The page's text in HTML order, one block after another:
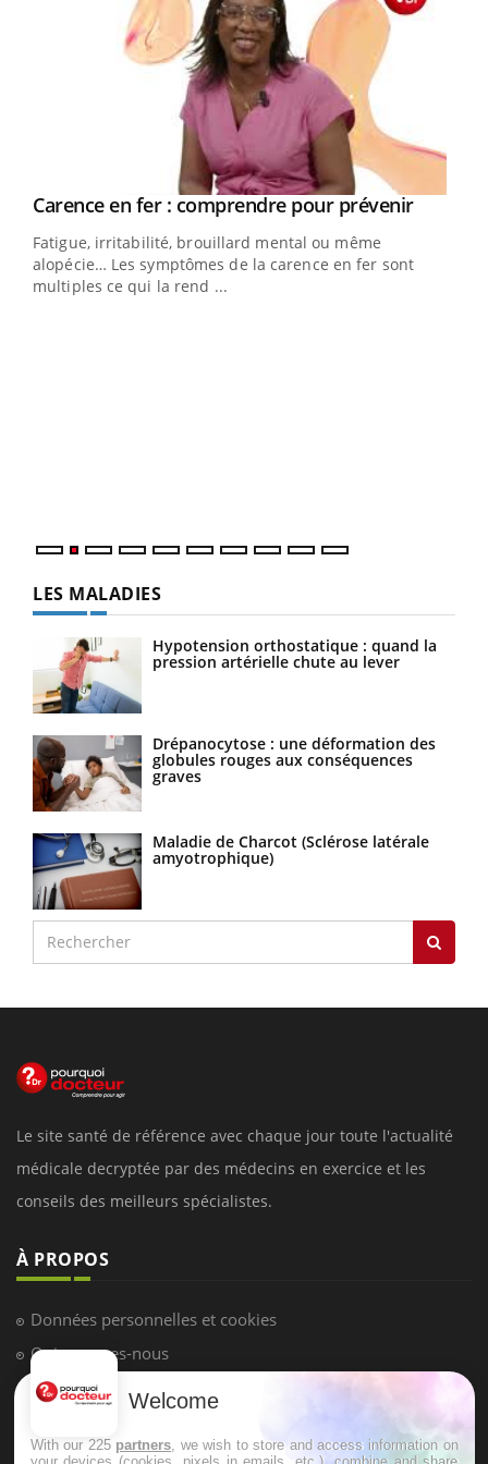
Youtube
Carence en fer : comprendre pour prévenirYoutube
Fatigue, irritabilité, brouillard mental ou même
alopécie… Les symptômes de la carence en fer sont
multiples ce qui la rend ...
LES MALADIES
Hypotension orthostatique : quand la
pression artérielle chute au lever
Drépanocytose : une déformation des
globules rouges aux conséquences
graves
Maladie de Charcot (Sclérose latérale
amyotrophique)
Le site santé de référence avec chaque jour toute l'actualité
médicale decryptée par des médecins en exercice et les
conseils des meilleurs spécialistes.
À PROPOS
Données personnelles et cookies
Qui sommes-nous
Conditions d'utilisation
Mentions Légales
Welcome
With our 225 partners , we wish to store and access information on
your devices (cookies, pixels in emails, etc.), combine and share